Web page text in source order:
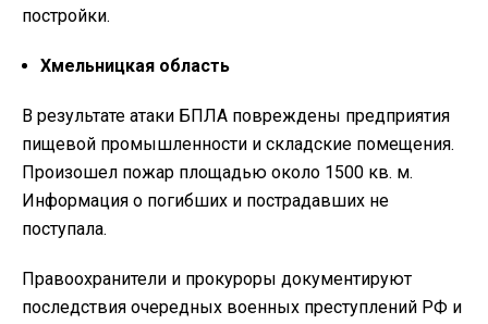
постройки.
Хмельницкая область
В результате атаки БПЛА повреждены предприятия
пищевой промышленности и складские помещения.
Произошел пожар площадью около 1500 кв. м.
Информация о погибших и пострадавших не
поступала.
Правоохранители и прокуроры документируют
последствия очередных военных преступлений РФ и